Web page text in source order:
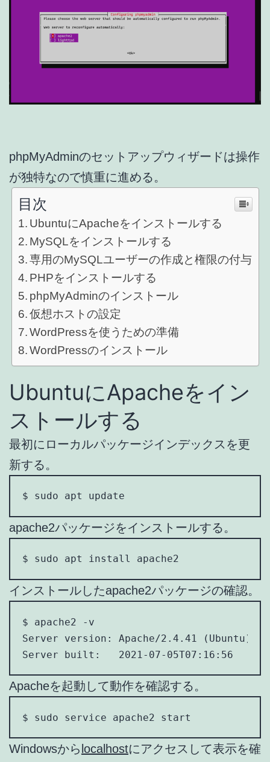
phpMyAdminのセットアップウィザードは操作
が独特なので慎重に進める。
目次
UbuntuにApacheをインストールする
MySQLをインストールする
専用のMySQLユーザーの作成と権限の付与
PHPをインストールする
phpMyAdminのインストール
仮想ホストの設定
WordPressを使うための準備
WordPressのインストール
UbuntuにApacheをイン
ストールする
最初にローカルパッケージインデックスを更
新する。
$ sudo apt update
apache2パッケージをインストールする。
$ sudo apt install apache2
インストールしたapache2パッケージの確認。
$ apache2 -v
Server version: Apache/2.4.41 (Ubuntu)
Server built:   2021-07-05T07:16:56
Apacheを起動して動作を確認する。
$ sudo service apache2 start
Windowsから localhostにアクセスして表示を確